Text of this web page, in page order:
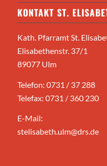
KONTAKT ST.
Kath. Pfarramt St.
Elisabethenstr. 37/1
89077 Ulm
Telefon: 0731 / 37 288
Telefax: 0731 / 360 230
E-Mail:
stelisabeth.ulm@drs.de